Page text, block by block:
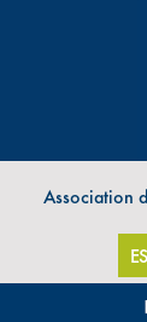
Association